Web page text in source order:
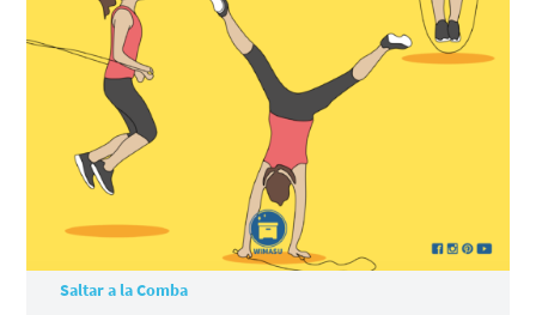
Saltar a la Comba